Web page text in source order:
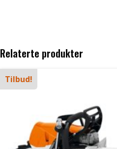
Relaterte produkter
Tilbud!